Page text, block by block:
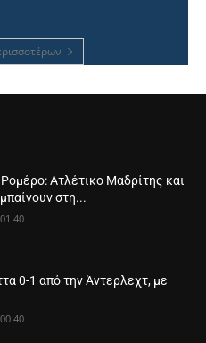
Ρομέρο: Ατλέτικο Μαδρίτης και
στη...
0-1 από την Άντερλεχτ, με